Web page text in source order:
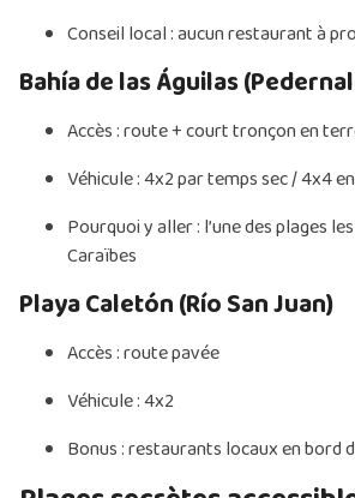
Conseil local : aucun restaurant à
Bahía de las Águilas
Accès : route + court tronçon en
Véhicule : 4x2 par temps sec / 4x4
Pourquoi y aller : l’une des plages
Caraïbes
Playa Caletón (Río San Juan)
Accès : route pavée
Véhicule : 4x2
Bonus : restaurants locaux en bord